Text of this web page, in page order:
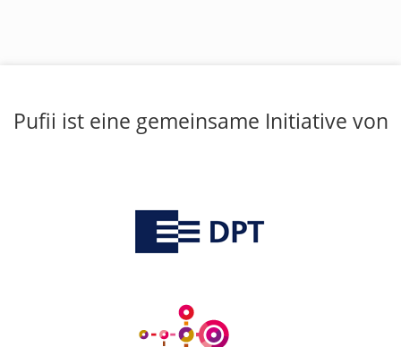
Pufii ist eine gemeinsame Initiative von